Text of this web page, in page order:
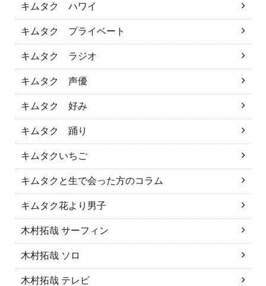
キムタク ハワイ
キムタク プライベート
キムタク ラジオ
キムタク 声優
キムタク 好み
キムタク 踊り
キムタクいちご
キムタクと生で会った方のコラム
キムタク花より男子
木村拓哉 サーフィン
木村拓哉 ソロ
木村拓哉 テレビ